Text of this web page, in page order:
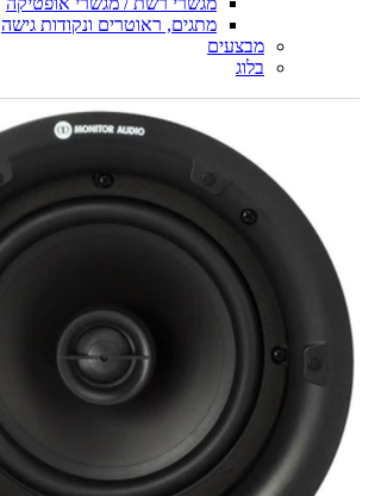
מתגים, ראוטרים ונקודות גישה
מבצעים
בלוג